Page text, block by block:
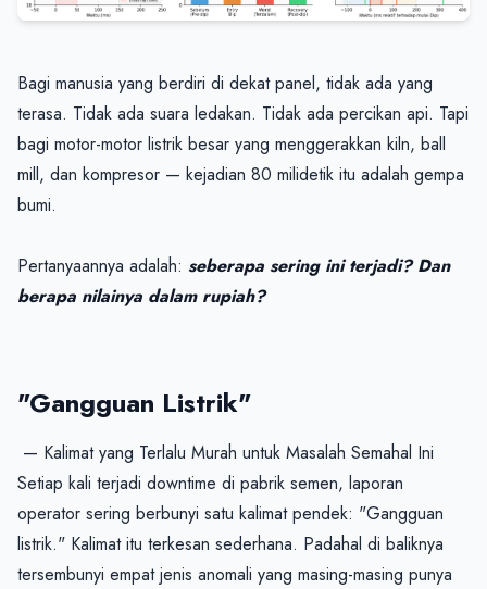
Bagi manusia yang berdiri di dekat panel, tidak ada yang
terasa. Tidak ada suara ledakan. Tidak ada percikan api. Tapi
bagi motor-motor listrik besar yang menggerakkan kiln, ball
mill, dan kompresor — kejadian 80 milidetik itu adalah gempa
bumi.
Pertanyaannya adalah: seberapa sering ini terjadi? Dan
berapa nilainya dalam rupiah?
"Gangguan Listrik"
Setiap kali terjadi downtime di pabrik semen, laporan
operator sering berbunyi satu kalimat pendek: "Gangguan
listrik." Kalimat itu terkesan sederhana. Padahal di baliknya
tersembunyi empat jenis anomali yang masing-masing punya